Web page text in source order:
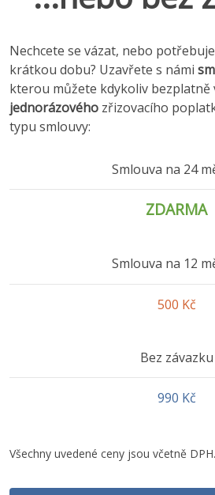
Nechcete se vázat, nebo
krátkou dobu? Uzavřete s námi
kterou můžete kdykoliv bezplatně
jednorázového zřizovacího
typu smlouvy:
Smlouva na 24
ZDARMA
Smlouva na 12
500 Kč
Bez závazku
990 Kč
Všechny uvedené ceny jsou včetně DPH.